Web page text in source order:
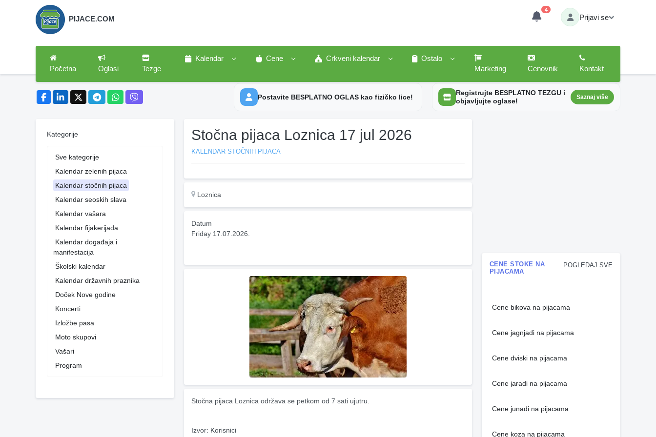
PIJACE.COM
4
Prijavi se
Početna Oglasi Tezge
Kalendar Cene Crkveni kalendar
Ostalo
Marketing
Cenovnik Kontakt
Postavite BESPLATNO OGLAS kao fizičko lice!
Registrujte BESPLATNO TEZGU i
objavljujte oglase!
Saznaj više
Kategorije
Sve kategorije
Kalendar zelenih pijaca
Kalendar stočnih pijaca
Kalendar seoskih slava
Kalendar vašara
Kalendar fijakerijada
Kalendar događaja i
manifestacija
Školski kalendar
Kalendar državnih praznika
Doček Nove godine
Koncerti
Izložbe pasa
Moto skupovi
Vašari
Program
Stočna pijaca Loznica 17 jul 2026
KALENDAR STOČNIH PIJACA
Loznica
Datum
Friday 17.07.2026.
Stočna pijaca Loznica održava se petkom od 7 sati ujutru.
Izvor: Korisnici
POGLEDAJ SVE
CENE STOKE NA
PIJACAMA
Cene bikova na pijacama
Cene jagnjadi na pijacama
Cene dviski na pijacama
Cene jaradi na pijacama
Cene junadi na pijacama
Cene koza na pijacama